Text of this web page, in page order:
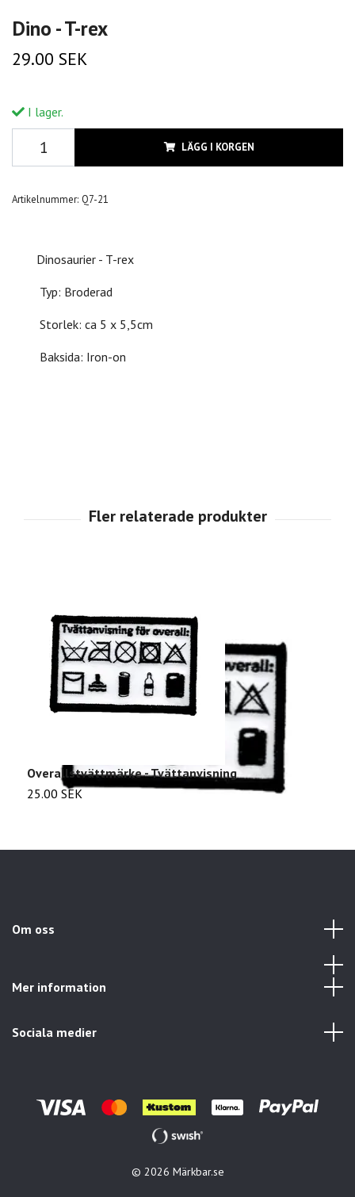
Dino - T-rex
29.00 SEK
I lager.
LÄGG I KORGEN
Artikelnummer: Q7-21
Dinosaurier - T-rex
Typ: Broderad
Storlek: ca 5 x 5,5cm
Baksida: Iron-on
Overallstvättmärke - Tvättanvisning
25.00 SEK
Om oss
Mer information
Sociala medier
© 2026 Märkbar.se